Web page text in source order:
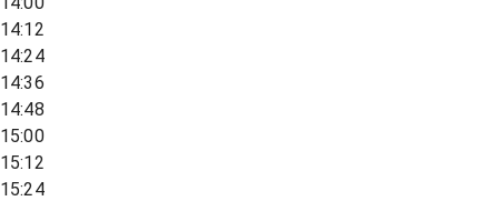
14:12
14:24
14:36
14:48
15:00
15:12
15:24